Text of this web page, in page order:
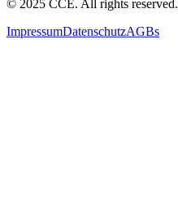
© 2025 CCE. All rights reserved.
ImpressumDatenschutzAGBs